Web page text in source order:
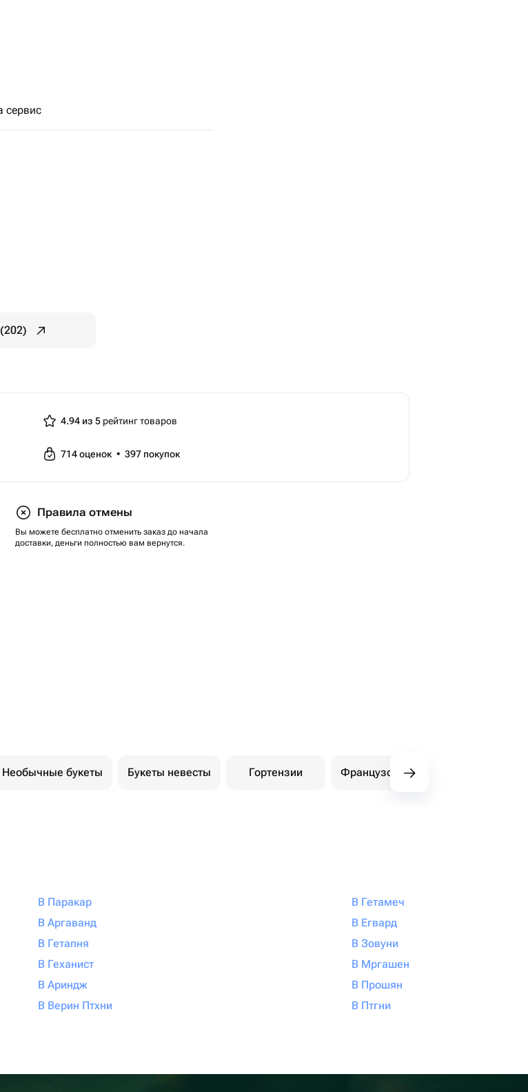
сервис
4.94 из 5рейтинг товаров
714оценок • 397 покупок
Правила отмены
Вы можете бесплатно отменить заказ до начала
доставки, деньги полностью вам вернутся.
Необычные букеты Букеты невесты Гортензии Французские розы
В Паракар
В Аргаванд
В Гетапня
В Геханист
В Ариндж
В Верин Птхни
В Гетамеч
В Егвард
В Зовуни
В Мргашен
В Прошян
В Птгни